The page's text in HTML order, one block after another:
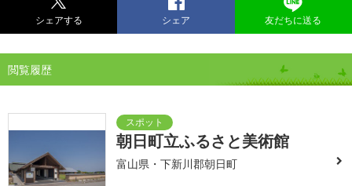
シェアする シェア 友だちに送る
閲覧履歴
朝日町立ふるさと美術館
富山県・下新川郡朝日町